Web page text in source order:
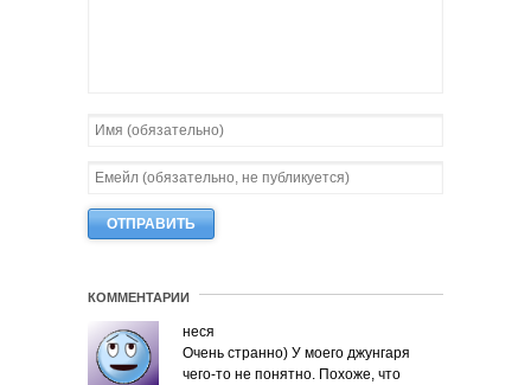
КОММЕНТАРИИ
неся
Очень странно) У моего джунгаря
чего-то не понятно. Похоже, что